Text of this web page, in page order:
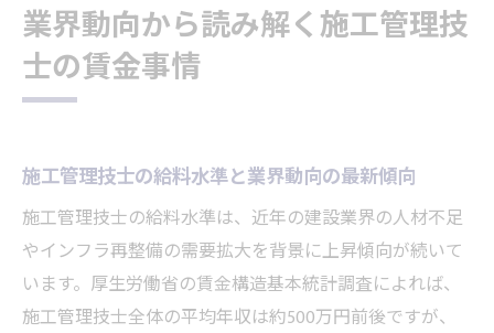
施工管理技士の賃金事情に影響する要素を
徹底分析
施工管理技士の年収アップ実現のための着眼点
施工管理技士が年収アップを目指すための
ポイント
施工管理技士年収1000万円達成のための戦
略思考
業界動向から読み解く施工管理技
士の賃金事情
施工管理技士の給料水準と業界動向の最新傾向
施工管理技士の給料水準は、近年の建設業界の人材不足
やインフラ再整備の需要拡大を背景に上昇傾向が続いて
います。厚生労働省の賃金構造基本統計調査によれば、
施工管理技士全体の平均年収は約500万円前後ですが、